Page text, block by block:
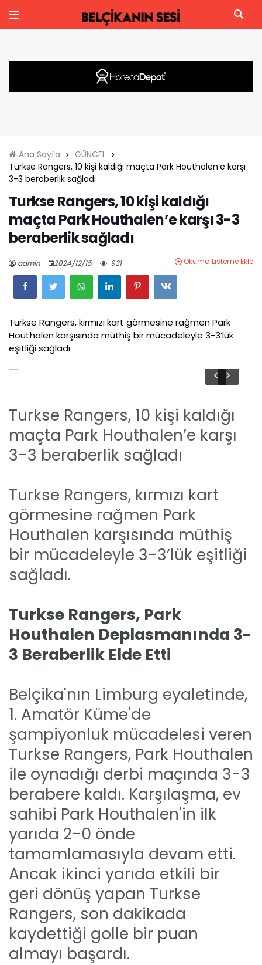
Ana Sayfa
GÜNCEL
Turkse Rangers, 10 kişi kaldığı maçta Park Houthalen’e karşı
3-3 beraberlik sağladı
Turkse Rangers, 10 kişi kaldığı
maçta Park Houthalen’e karşı 3-3
beraberlik sağladı
admin 2024/12/15 931 Okuma Listeme Ekle
Turkse Rangers, kırmızı kart görmesine rağmen Park
Houthalen karşısında müthiş bir mücadeleyle 3-3’lük
eşitliği sağladı.
Turkse Rangers, 10 kişi kaldığı
maçta Park Houthalen’e karşı
3-3 beraberlik sağladı
Turkse Rangers, kırmızı kart
görmesine rağmen Park
Houthalen karşısında müthiş
bir mücadeleyle 3-3’lük eşitliği
sağladı.
Turkse Rangers, Park
Houthalen Deplasmanında 3-
3 Beraberlik Elde Etti
Belçika'nın Limburg eyaletinde,
1. Amatör Küme'de
şampiyonluk mücadelesi veren
Turkse Rangers, Park Houthalen
ile oynadığı derbi maçında 3-3
berabere kaldı. Karşılaşma, ev
sahibi Park Houthalen'in ilk
yarıda 2-0 önde
tamamlamasıyla devam etti.
Ancak ikinci yarıda etkili bir
geri dönüş yapan Turkse
Rangers, son dakikada
kaydettiği golle bir puan
almayı başardı.